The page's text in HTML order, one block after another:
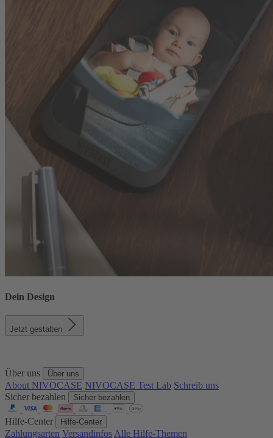
Dein Design
Jetzt gestalten
Über uns Über uns
About NIVOCASE NIVOCASE Test Lab Schreib uns
Sicher bezahlen
Sicher bezahlen
Hilfe-Center Hilfe-Center
Zahlungsarten VersandinfosAlle Hilfe-Themen